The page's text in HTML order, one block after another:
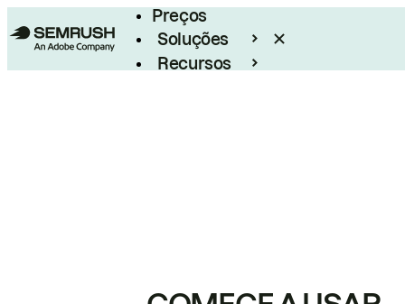
Preços
Soluções
Recursos